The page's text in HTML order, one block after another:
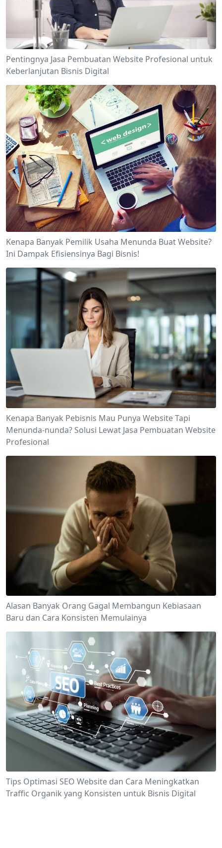
Pentingnya Jasa Pembuatan Website Profesional untuk
Keberlanjutan Bisnis Digital
Kenapa Banyak Pemilik Usaha Menunda Buat Website?
Ini Dampak Efisiensinya Bagi Bisnis!
Kenapa Banyak Pebisnis Mau Punya Website Tapi
Menunda-nunda? Solusi Lewat Jasa Pembuatan Website
Profesional
Alasan Banyak Orang Gagal Membangun Kebiasaan
Baru dan Cara Konsisten Memulainya
Tips Optimasi SEO Website dan Cara Meningkatkan
Traffic Organik yang Konsisten untuk Bisnis Digital